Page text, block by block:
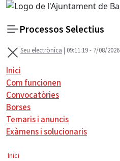
Menú
Processos Selectius
Seu electrònica | 09:11:20 - 7/08/2026
Inici
Com funcionen
Convocatòries
Borses
Temaris i anuncis
Exàmens i solucionaris
n
Inici